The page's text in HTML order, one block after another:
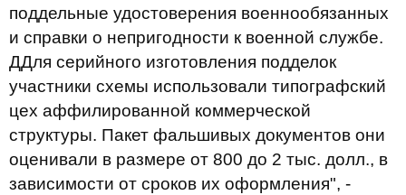
поддельные удостоверения военнообязанных
и справки о непригодности к военной службе.
ДДля серийного изготовления подделок
участники схемы использовали типографский
цех аффилированной коммерческой
структуры. Пакет фальшивых документов они
оценивали в размере от 800 до 2 тыс. долл., в
зависимости от сроков их оформления", -